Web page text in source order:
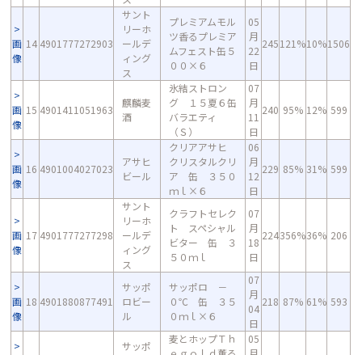
画
像
14 4901777272903
サント
リーホ
ールデ
ィング
ス
プレミアムモル
ツ香るプレミア
ムフェスト缶５
００×６
05
月
22
日
245121%10%1506
画
像
15 4901411051963
麒麟麦
酒
氷結ストロン
グ １５夏６缶
バラエティ
（Ｓ）
07
月
11
日
240 95% 12% 599
画
像
16 4901004027023
アサヒ
ビール
クリアアサヒ
クリスタルクリ
ア 缶 ３５０
ｍｌ×６
06
月
12
日
229 85% 31% 599
画
像
17 4901777277298
サント
リーホ
ールデ
ィング
ス
クラフトセレク
ト スペシャル
ビター 缶 ３
５０ｍｌ
07
月
18
日
224356%36% 206
画
像
18 4901880877491
サッポ
ロビー
ル
サッポロ －
０℃ 缶 ３５
０ｍｌ×６
07
月
04
日
218 87% 61% 593
サッポ
麦とホップＴｈ
05